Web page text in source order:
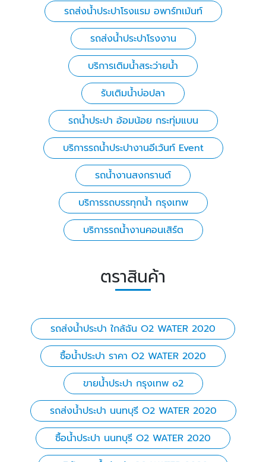
รถส่งน้ำประปาโรงแรม อพาร์ทเม้นท์
รถส่งน้ำประปาโรงงาน
บริการเติมน้ำสระว่ายน้ำ
รับเติมน้ำบ่อปลา
รถน้ำประปา อ้อมน้อย กระทุ่มแบน
บริการรถน้ำประปางานอีเว้นท์ Event
รถน้ำงานสงกรานต์
บริการรถบรรทุกน้ำ กรุงเทพ
บริการรถน้ำงานคอนเสิร์ต
ตราสินค้า
รถส่งน้ำประปา ใกล้ฉัน O2 WATER 2020
ซื้อน้ำประปา ราคา O2 WATER 2020
ขายน้ําประปา กรุงเทพ o2
รถส่งน้ำประปา นนทบุรี O2 WATER 2020
ซื้อน้ำประปา นนทบุรี O2 WATER 2020